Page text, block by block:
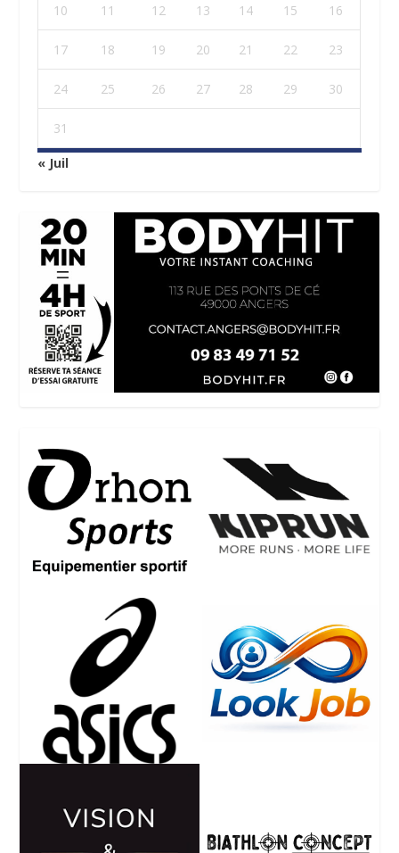
10 11 12 13 14 15 16
17 18 19 20 21 22 23
24 25 26 27 28 29 30
31
« Juil